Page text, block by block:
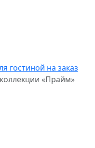
гостиной на заказ
«Прайм»